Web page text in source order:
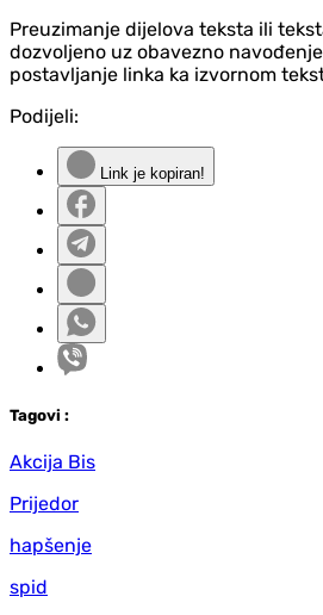
Preuzimanje dijelova teksta ili
dozvoljeno uz obavezno
postavljanje linka ka izvornom
Podijeli:
Link je kopiran!
Tagovi :
Akcija Bis
Prijedor
hapšenje
spid